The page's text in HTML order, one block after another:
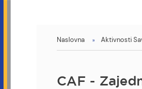
You
Naslovna Aktivnosti
CAF -